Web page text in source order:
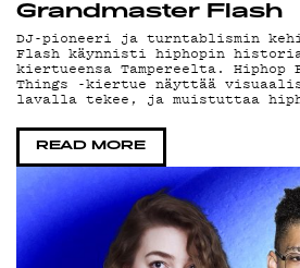
KIRJAUDU SISÄÄN
Grandmaster Flash
DJ-pioneeri ja turntablismin
Flash käynnisti hiphopin
kiertueensa Tampereelta. Hiphop
Things -kiertue näyttää
lavalla tekee, ja muistuttaa
READ MORE